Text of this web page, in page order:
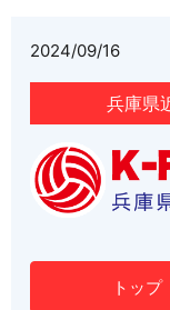
2024/09/16
兵庫県
トップ